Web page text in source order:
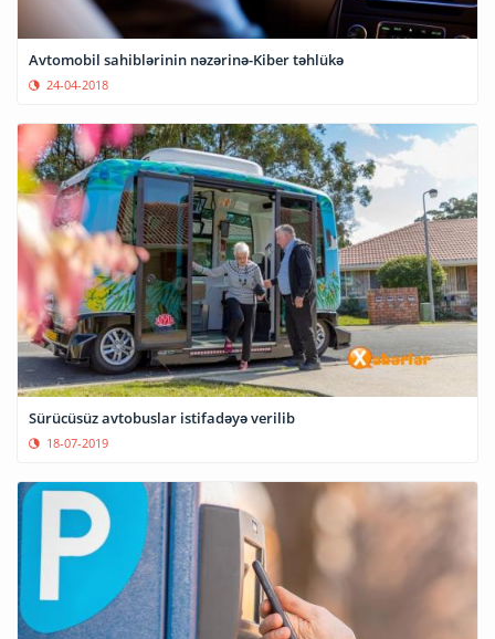
Avtomobil sahiblərinin nəzərinə-Kiber təhlükə
24-04-2018
Sürücüsüz avtobuslar istifadəyə verilib
18-07-2019